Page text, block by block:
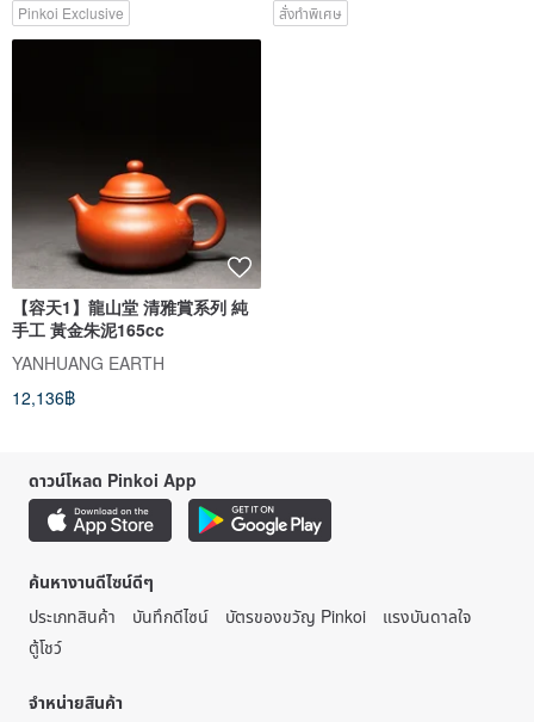
Pinkoi Exclusive สั่งทำพิเศษ
【容天1】龍山堂 清雅賞系列 純
手工 黃金朱泥165cc
YANHUANG EARTH
12,136฿
ดาวน์โหลด Pinkoi App
ค้นหางานดีไซน์ดีๆ
ประเภทสินค้า
บันทึกดีไซน์ บัตรของขวัญ Pinkoi
แรงบันดาลใจ
ตู้โชว์
จำหน่ายสินค้า